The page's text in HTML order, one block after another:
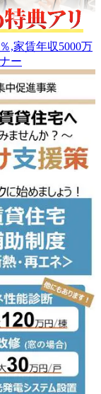
,家賃年収5000万
ー